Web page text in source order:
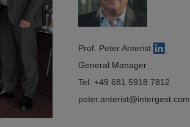
Prof. Peter Anterist
General Manager
Tel. +49 681 5918 7812
peter.anterist
intergest.com